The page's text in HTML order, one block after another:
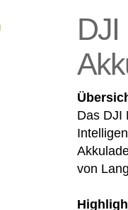
DJI
Das DJI
von